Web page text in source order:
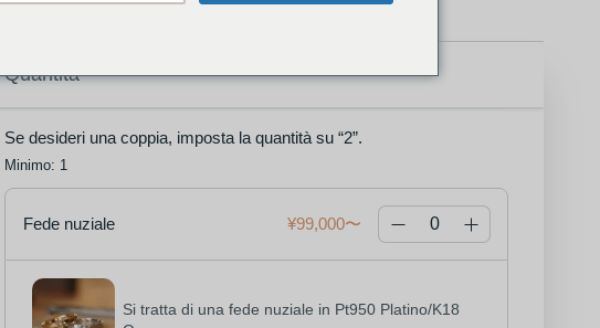
Quantità
Se desideri una coppia, imposta la quantità su “2”.
Minimo: 1
Fede nuziale ¥99,000
Si tratta di una fede nuziale in Pt950 Platino/K18